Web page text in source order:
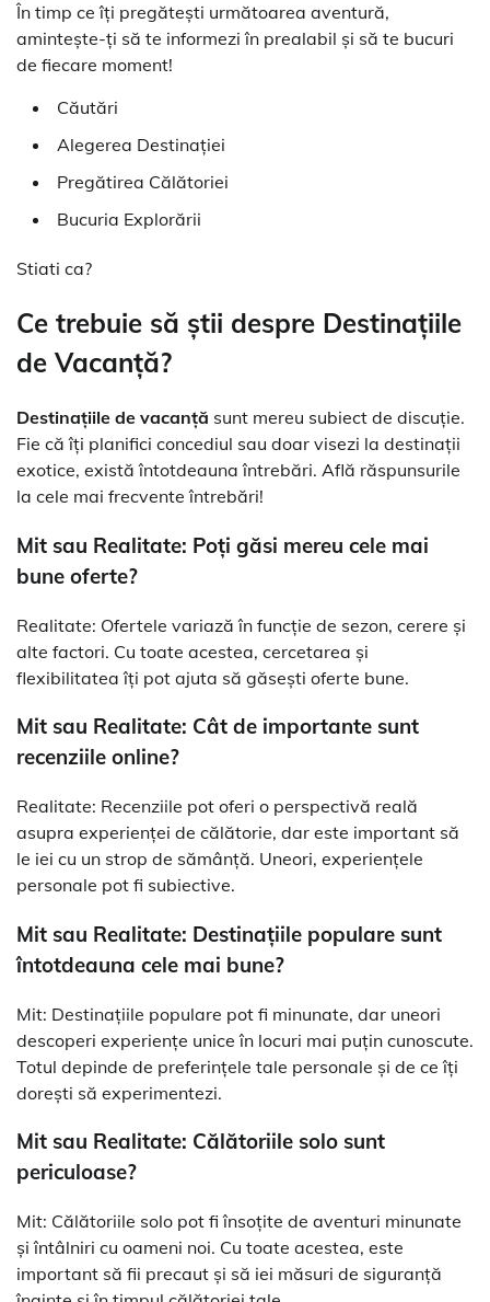
În timp ce îți pregătești următoarea aventură,
amintește-ți să te informezi în prealabil și să te bucuri
de fiecare moment!
Căutări
Alegerea Destinației
Pregătirea Călătoriei
Bucuria Explorării
Stiati ca?
Ce trebuie să știi despre Destinațiile
de Vacanță?
Destinațiile de vacanță sunt mereu subiect de discuție.
Fie că îți planifici concediul sau doar visezi la destinații
exotice, există întotdeauna întrebări. Află răspunsurile
la cele mai frecvente întrebări!
Mit sau Realitate: Poți găsi mereu cele mai
bune oferte?
Realitate: Ofertele variază în funcție de sezon, cerere și
alte factori. Cu toate acestea, cercetarea și
flexibilitatea îți pot ajuta să găsești oferte bune.
Mit sau Realitate: Cât de importante sunt
recenziile online?
Realitate: Recenziile pot oferi o perspectivă reală
asupra experienței de călătorie, dar este important să
le iei cu un strop de sămânță. Uneori, experiențele
personale pot fi subiective.
Mit sau Realitate: Destinațiile populare sunt
întotdeauna cele mai bune?
Mit: Destinațiile populare pot fi minunate, dar uneori
descoperi experiențe unice în locuri mai puțin cunoscute.
Totul depinde de preferințele tale personale și de ce îți
dorești să experimentezi.
Mit sau Realitate: Călătoriile solo sunt
periculoase?
Mit: Călătoriile solo pot fi însoțite de aventuri minunate
și întâlniri cu oameni noi. Cu toate acestea, este
important să fii precaut și să iei măsuri de siguranță